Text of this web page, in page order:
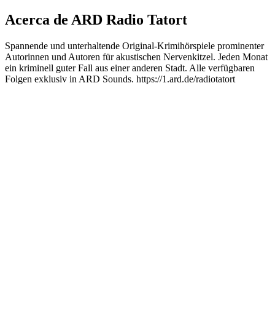
Acerca de ARD Radio Tatort
Spannende und unterhaltende Original-Krimihörspiele prominenter
Autorinnen und Autoren für akustischen Nervenkitzel. Jeden Monat
ein kriminell guter Fall aus einer anderen Stadt. Alle verfügbaren
Folgen exklusiv in ARD Sounds. https://1.ard.de/radiotatort